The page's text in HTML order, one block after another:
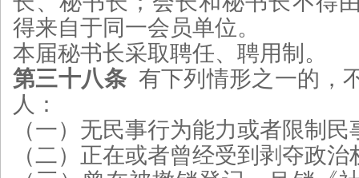
得来自于同一会员单位。
本届秘书长采取聘任、聘用制。
第三十八条有下列情形之一的，
人：
（一）无民事行为能力或者限制
（二）正在或者曾经受到剥夺政